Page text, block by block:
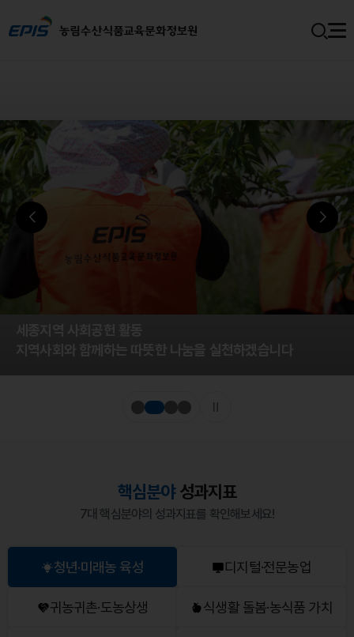
지역사회와 함께하는 따뜻한 나눔을 실천하겠습니다
핵심분야성과지표
7대 핵심분야의 성과지표를 확인해보세요!
청년·미래농 육성 디지털·전문농업
귀농귀촌·도농상생 식생활 돌봄·농식품 가치